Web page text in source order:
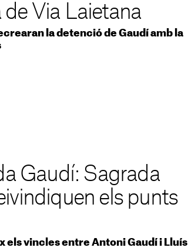
Via Laietana
la detenció de Gaudí amb la
Gaudí: Sagrada
els punts
els vincles entre Antoni Gaudí i Lluís